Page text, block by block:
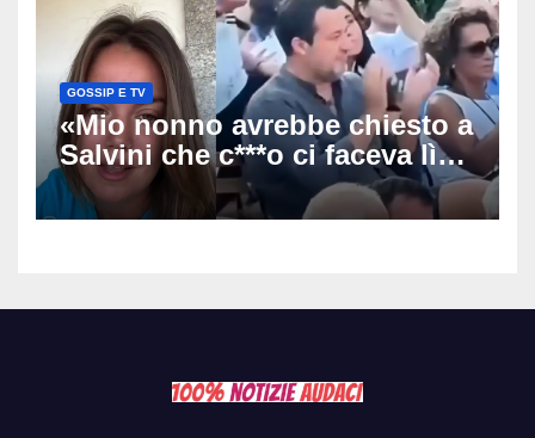
GOSSIP E TV
«Mio nonno avrebbe chiesto a
Salvini che c***o ci faceva lì»:
la nipote di De André
infiamma il caso all’Agnata